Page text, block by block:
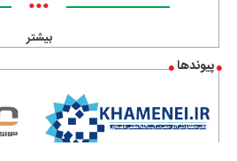
•••
بیشتر
پیوندها